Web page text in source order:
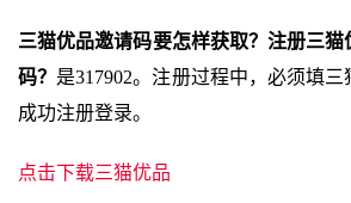
三猫优品邀请码要怎样获取？注册三
码？ 是317902。注册过程中，必须填
成功注册登录。
点击下载三猫优品